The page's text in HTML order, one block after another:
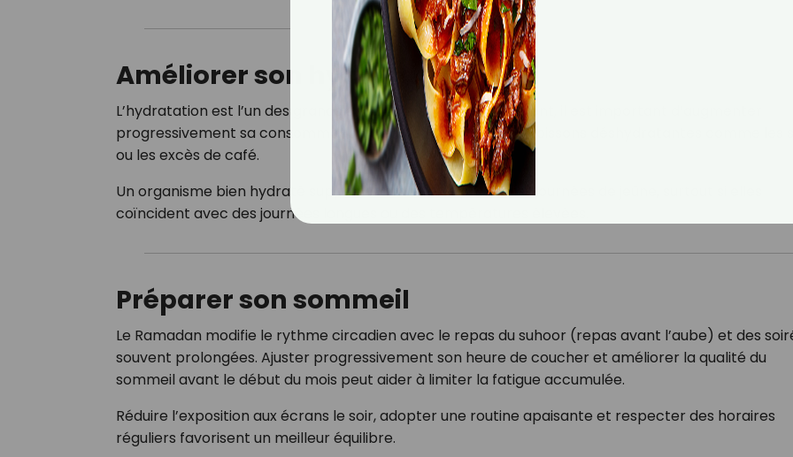
Améliorer son hydratation
L’hydratation est l’un des grands enjeux du Ramadan. En amont, il est important d’augmenter
progressivement sa consommation d’eau et de réduire les boissons déshydratantes comme les
ou les excès de café.
Un organisme bien hydraté supportera mieux les premières journées de jeûne, surtout si elles
coïncident avec des journées longues ou des températures élevées.
Préparer son sommeil
Le Ramadan modifie le rythme circadien avec le repas du suhoor (repas avant l’aube) et des
souvent prolongées. Ajuster progressivement son heure de coucher et améliorer la qualité du
sommeil avant le début du mois peut aider à limiter la fatigue accumulée.
Réduire l’exposition aux écrans le soir, adopter une routine apaisante et respecter des horaires
réguliers favorisent un meilleur équilibre.